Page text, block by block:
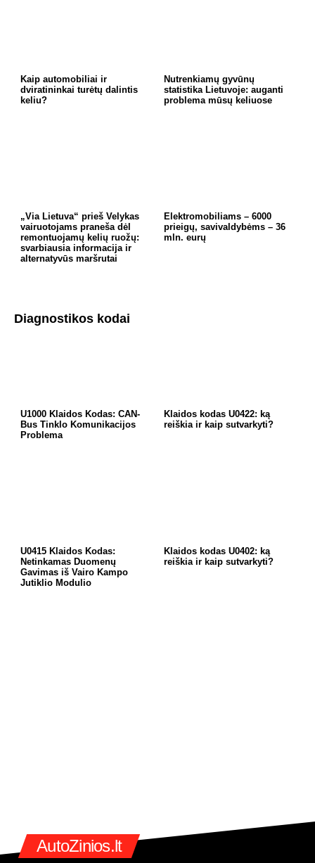
Kaip automobiliai ir
dviratininkai turėtų dalintis
keliu?
Nutrenkiamų gyvūnų
statistika Lietuvoje: auganti
problema mūsų keliuose
„Via Lietuva“ prieš Velykas
vairuotojams praneša dėl
remontuojamų kelių ruožų:
svarbiausia informacija ir
alternatyvūs maršrutai
Elektromobiliams – 6000
prieigų, savivaldybėms – 36
mln. eurų
Diagnostikos kodai
U1000 Klaidos Kodas: CAN-
Bus Tinklo Komunikacijos
Problema
Klaidos kodas U0422: ką
reiškia ir kaip sutvarkyti?
U0415 Klaidos Kodas:
Netinkamas Duomenų
Gavimas iš Vairo Kampo
Jutiklio Modulio
Klaidos kodas U0402: ką
reiškia ir kaip sutvarkyti?
AutoZinios.lt